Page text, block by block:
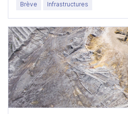
Brève Infrastructures